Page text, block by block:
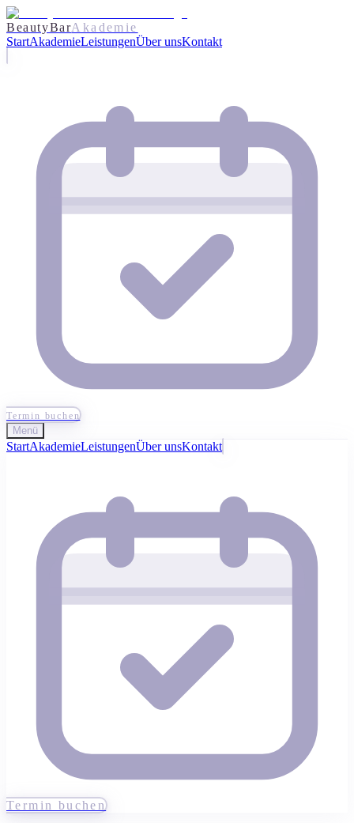
BeautyBarAkademie
StartAkademieLeistungenÜber unsKontakt
Termin buchen
Menü
StartAkademieLeistungenÜber unsKontakt
Termin buchen